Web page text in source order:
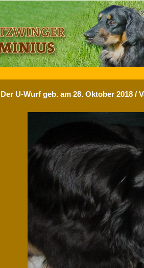
Der U-Wurf geb. am 28. Oktober 2018 /